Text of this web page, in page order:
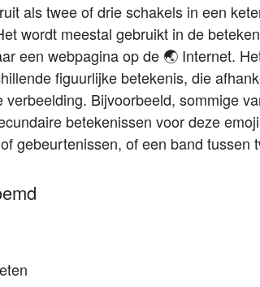
als twee of drie schakels in een
wordt meestal gebruikt in de
een webpagina op de 🌏 Internet.
figuurlijke betekenis, die
verbeelding. Bijvoorbeeld, sommige
betekenissen voor deze
gebeurtenissen, of een band tussen